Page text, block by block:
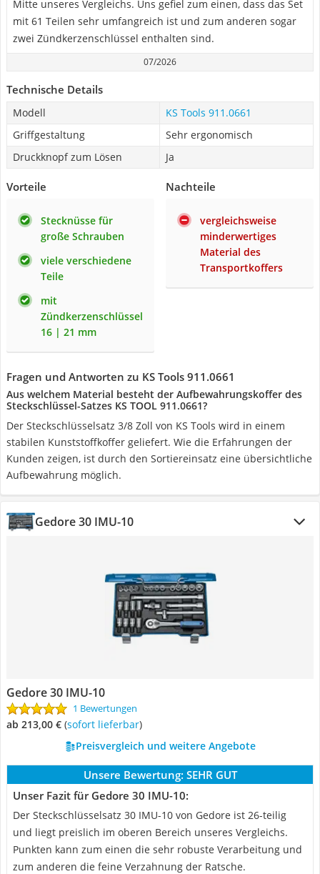
Mitte unseres Vergleichs. Uns gefiel zum einen, dass das Set
mit 61 Teilen sehr umfangreich ist und zum anderen sogar
zwei Zündkerzenschlüssel enthalten sind.
07/2026
Technische Details
Modell
KS Tools 911.0661
Griffgestaltung
Sehr ergonomisch
Druckknopf zum Lösen
Ja
Vorteile
Stecknüsse für
große Schrauben
viele verschiedene
Teile
mit
Zündkerzenschlüssel
16 | 21 mm
Nachteile
vergleichsweise
minderwertiges
Material des
Transportkoffers
Fragen und Antworten zu KS Tools 911.0661
Aus welchem Material besteht der Aufbewahrungskoffer des
Steckschlüssel-Satzes KS TOOL 911.0661?
Der Steckschlüsselsatz 3/8 Zoll von KS Tools wird in einem
stabilen Kunststoffkoffer geliefert. Wie die Erfahrungen der
Kunden zeigen, ist durch den Sortiereinsatz eine übersichtliche
Aufbewahrung möglich.
Gedore 30 IMU-10
Gedore 30 IMU-10
1 Bewertungen
ab 213,00 € ( Sofort lieferbar)
Preisvergleich und weitere Angebote
Unsere Bewertung: SEHR GUT
Unser Fazit für Gedore 30 IMU-10:
Der Steckschlüsselsatz 30 IMU-10 von Gedore ist 26-teilig
und liegt preislich im oberen Bereich unseres Vergleichs.
Punkten kann zum einen die sehr robuste Verarbeitung und
zum anderen die feine Verzahnung der Ratsche.